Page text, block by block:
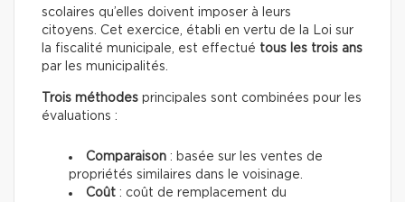
scolaires qu’elles doivent imposer à leurs
citoyens. Cet exercice, établi en vertu de la Loi sur
la fiscalité municipale, est effectué tous les trois ans
par les municipalités.
Trois méthodes principales sont combinées pour les
évaluations :
Comparaison : basée sur les ventes de
propriétés similaires dans le voisinage.
Coût : coût de remplacement du